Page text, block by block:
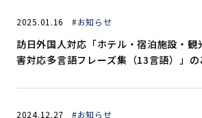
2025.01.16 #お知らせ
訪日外国人対応「ホテル・宿泊施設・観
害対応多言語フレーズ集（13言語）」の
2024.12.27 #お知らせ